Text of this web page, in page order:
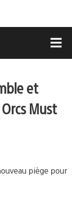
et
Must